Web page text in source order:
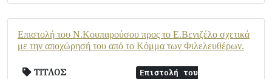
Επιστολή του Ν.Κουπαρούσου προς το Ε.Βενιζέλο σχετικά
με την αποχώρησή του από το Κόμμα των Φιλελευθέρων.
ΤΙΤΛΟΣ
Επιστολή του